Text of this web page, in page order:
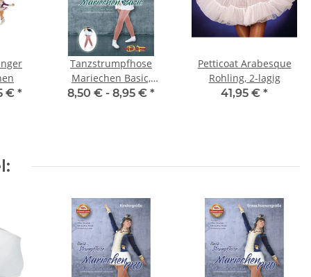
€ *
Tanzstrumpfhose
Mariechen Basic,
Kinder- &
8,50 € - 8,95 € *
Petticoat Arabesque
Rohling, 2-lagig
41,95 € *